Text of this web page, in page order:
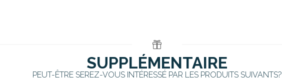
SUPPLÉMENTAIRE
PEUT-ÊTRE SEREZ-VOUS INTÉRESSÉ PAR LES PRODUITS SUIVANTS?